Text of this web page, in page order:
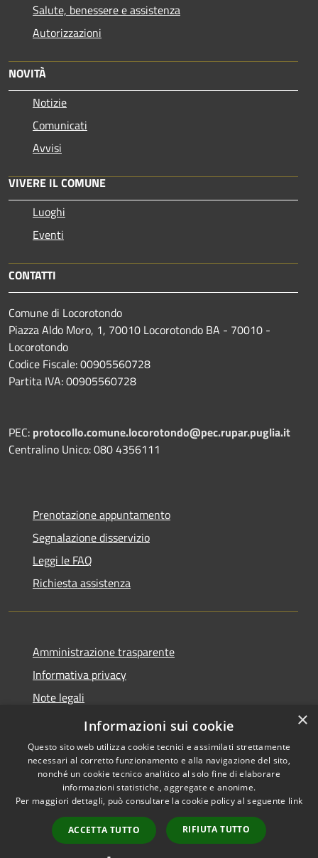
Salute, benessere e assistenza
Autorizzazioni
NOVITÀ
Notizie
Comunicati
Avvisi
VIVERE IL COMUNE
Luoghi
Eventi
CONTATTI
Comune di Locorotondo
Piazza Aldo Moro, 1, 70010 Locorotondo BA - 70010 -
Locorotondo
Codice Fiscale: 00905560728
Partita IVA: 00905560728
PEC: protocollo.comune.locorotondo@pec.rupar.puglia.it
Centralino Unico: 080 4356111
Prenotazione appuntamento
Segnalazione disservizio
Leggi le FAQ
Richiesta assistenza
Amministrazione trasparente
Informativa privacy
Note legali
Dichiarazione di accessibilità
Accessibilità
Copyright © 2026 • Comune di
Locorotondo • Powered by
Municipium•
Accesso
redazione
×
Informazioni sui cookie
Questo sito web utilizza cookie tecnici e assimilati strettamente
necessari al corretto funzionamento e alla navigazione del sito,
nonché un cookie tecnico analitico al solo fine di elaborare
informazioni statistiche, aggregate e anonime.
Per maggiori dettagli, può consultare la cookie policy al seguente link
ACCETTA TUTTO RIFIUTA TUTTO